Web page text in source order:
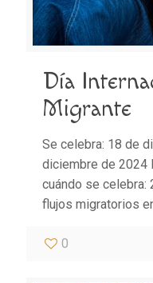
Día
Migrante
Se celebra: 18 de
diciembre de 2024
cuándo se celebra:
flujos migratorios
0